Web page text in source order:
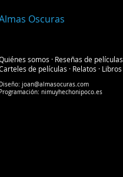
somos · Reseñas de películas
de películas · Relatos · Libros
Diseño: joan@almasocuras.com
Programación: nimuyhechonipoco.es